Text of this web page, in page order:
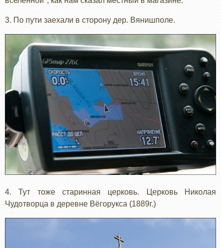
3. По пути заехали в сторону дер. Вянишполе.
4. Тут тоже старинная церковь. Церковь Николая
Чудотворца в деревне Вёгорукса (1889г.)